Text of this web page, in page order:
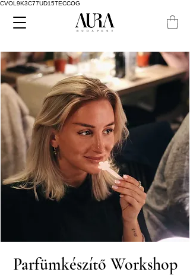
CVOL9K3C77UD15TECCOG
Parfümkészítő Workshop